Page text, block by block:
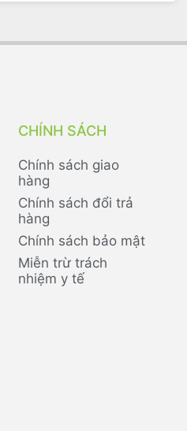
CHÍNH SÁCH
Chính sách giao
hàng
Chính sách đổi trả
hàng
Chính sách bảo mật
Miễn trừ trách
nhiệm y tế